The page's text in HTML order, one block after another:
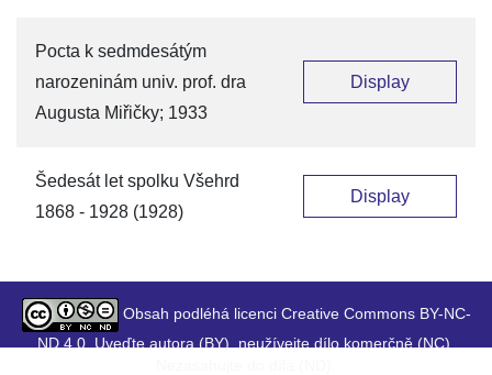
Pocta k sedmdesátým
narozeninám univ. prof. dra
Augusta Miřičky; 1933
Display
Šedesát let spolku Všehrd
1868 - 1928 (1928)
Display
Obsah podléhá licenci Creative Commons BY-NC-
ND 4.0. Uveďte autora (BY), neužívejte dílo komerčně (NC),